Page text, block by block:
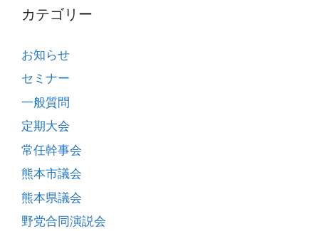
カテゴリー
お知らせ
セミナー
一般質問
定期大会
常任幹事会
熊本市議会
熊本県議会
野党合同演説会